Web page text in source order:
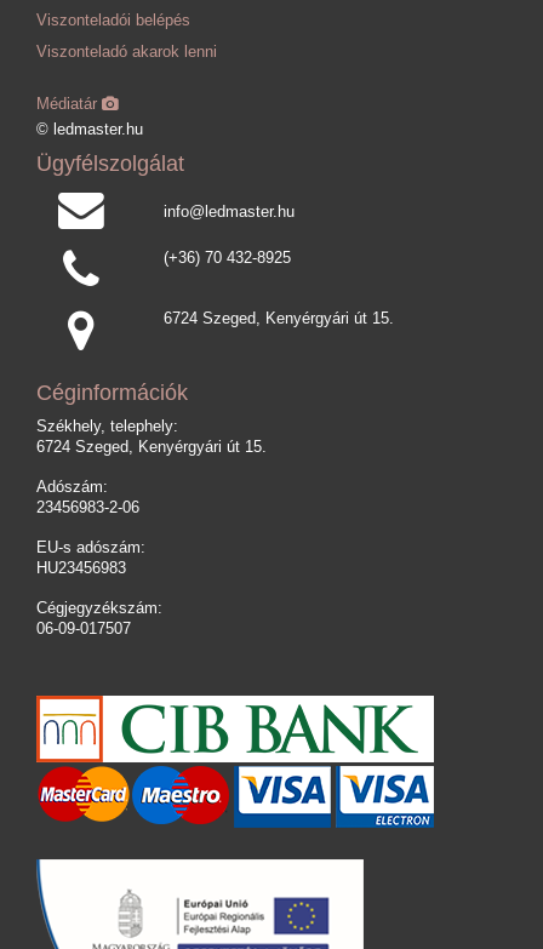
Viszonteladói belépés
Viszonteladó akarok lenni
Médiatár
© ledmaster.hu
Ügyfélszolgálat
info@ledmaster.hu
(+36) 70 432-8925
6724 Szeged, Kenyérgyári út 15.
Céginformációk
Székhely, telephely:
6724 Szeged, Kenyérgyári út 15.
Adószám:
23456983-2-06
EU-s adószám:
HU23456983
Cégjegyzékszám:
06-09-017507